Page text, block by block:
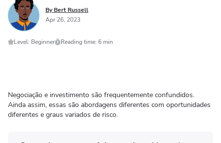
By Bert Russell
Apr 26, 2023
Level: Beginner Reading time: 6 min
Negociação e investimento são frequentemente confundidos.
Ainda assim, essas são abordagens diferentes com oportunidades
diferentes e graus variados de risco.